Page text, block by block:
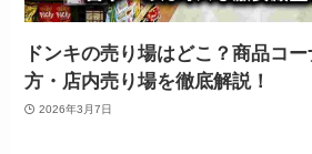
ドンキの売り場はどこ？商品コ
方・店内売り場を徹底解説！
2026年3月7日